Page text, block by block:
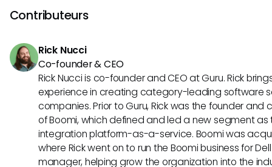
combinant Monday.com avec Guru, vous pouvez tirer
deux plateformes pour résoudre de manière plus
Contributeurs
Rick Nucci
Co-founder & CEO
Rick Nucci is co-founder and CEO at Guru. Rick
experience in creating category-leading software
companies. Prior to Guru, Rick was the founder
of Boomi, which defined and led a new segment
integration platform-as-a-service. Boomi was
where Rick went on to run the Boomi business for
manager, helping grow the organization into the